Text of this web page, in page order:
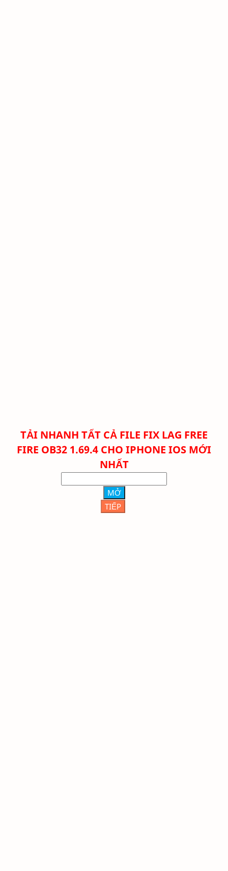
TẢI NHANH TẤT CẢ FILE FIX LAG FREE
FIRE OB32 1.69.4 CHO IPHONE IOS MỚI
NHẤT
MỞ
TIẾP